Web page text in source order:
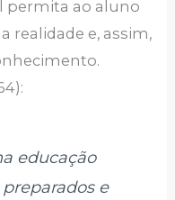
permita ao aluno
realidade e, assim,
p.64):
educação
e